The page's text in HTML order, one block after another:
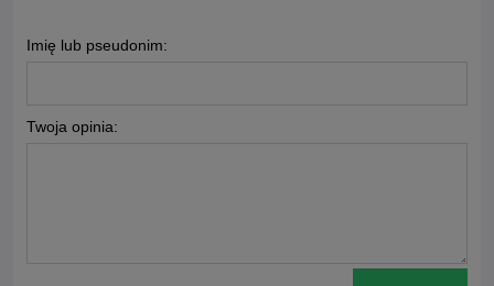
Imię lub pseudonim:
Twoja opinia: